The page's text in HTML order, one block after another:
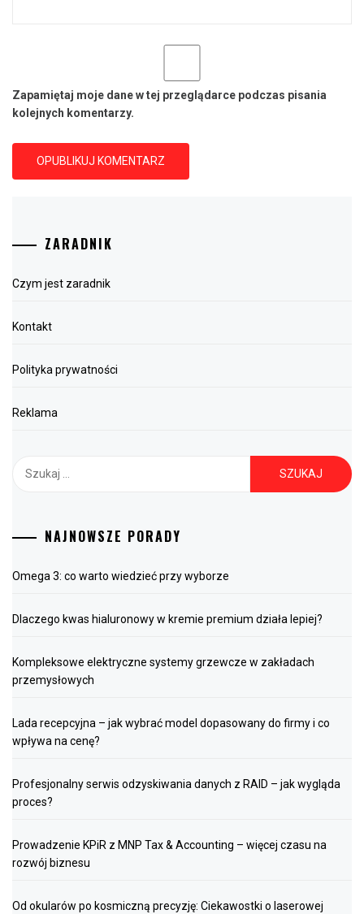
Zapamiętaj moje dane w tej przeglądarce podczas pisania
kolejnych komentarzy.
ZARADNIK
Czym jest zaradnik
Kontakt
Polityka prywatności
Reklama
NAJNOWSZE PORADY
Omega 3: co warto wiedzieć przy wyborze
Dlaczego kwas hialuronowy w kremie premium działa lepiej?
Kompleksowe elektryczne systemy grzewcze w zakładach
przemysłowych
Lada recepcyjna – jak wybrać model dopasowany do firmy i co
wpływa na cenę?
Profesjonalny serwis odzyskiwania danych z RAID – jak wygląda
proces?
Prowadzenie KPiR z MNP Tax & Accounting – więcej czasu na
rozwój biznesu
Od okularów po kosmiczną precyzję: Ciekawostki o laserowej